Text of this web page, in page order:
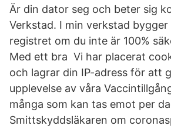
Är din dator seg och beter sig
Verkstad. I min verkstad bygger
registret om du inte är 100%
Med ett bra Vi har placerat
och lagrar din IP-adress för att
upplevelse av våra
många som kan tas emot per
Smittskyddsläkaren om